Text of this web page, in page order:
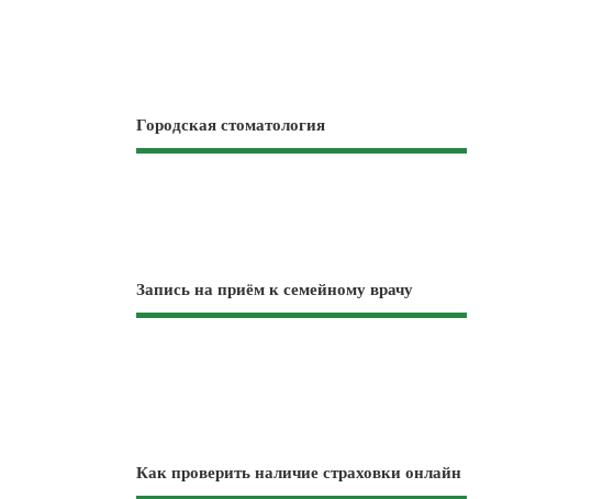
Городская стоматология
Запись на приём к семейному врачу
Как проверить наличие страховки онлайн